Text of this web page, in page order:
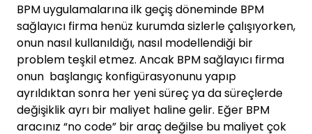
BPM uygulamalarına ilk geçiş döneminde BPM
sağlayıcı firma henüz kurumda sizlerle çalışıyorken,
onun nasıl kullanıldığı, nasıl modellendiği bir
problem teşkil etmez. Ancak BPM sağlayıcı firma
onun başlangıç konfigürasyonunu yapıp
ayrıldıktan sonra her yeni süreç ya da süreçlerde
değişiklik ayrı bir maliyet haline gelir. Eğer BPM
aracınız “no code” bir araç değilse bu maliyet çok